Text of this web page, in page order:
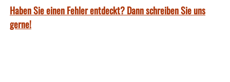
Haben Sie einen Fehler entdeckt? Dann schreiben Sie uns
gerne!